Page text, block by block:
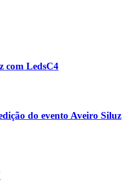
com LedsC4
do evento Aveiro Siluz